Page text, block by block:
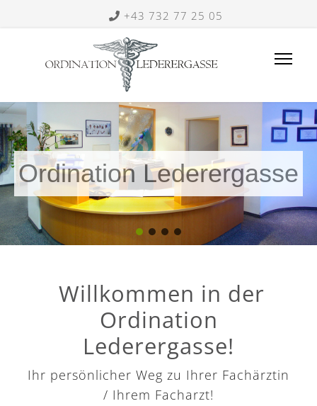
+43 732 77 25 05
Ordination Lederergasse
Willkommen in der
Ordination
Lederergasse!
Ihr persönlicher Weg zu Ihrer Fachärztin
/ Ihrem Facharzt!